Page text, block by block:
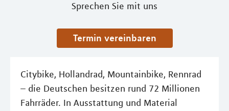
Sprechen Sie mit uns
Termin vereinbaren
Citybike, Hollandrad, Mountainbike, Rennrad
– die Deutschen besitzen rund 72 Millionen
Fahrräder. In Ausstattung und Material